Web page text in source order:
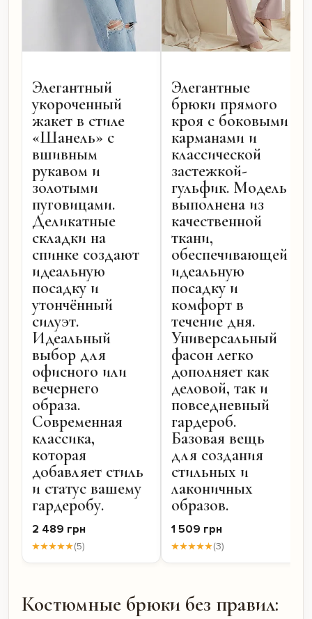
Элегантный
укороченный
жакет в стиле
«Шанель» с
вшивным
рукавом и
золотыми
пуговицами.
Деликатные
складки на
спинке создают
идеальную
посадку и
утончённый
силуэт.
Идеальный
выбор для
офисного или
вечернего
образа.
Современная
классика,
которая
добавляет стиль
и статус вашему
гардеробу.
2 489 грн
★★★★★(5)
Элегантные
брюки прямого
кроя с боковыми
карманами и
классической
застежкой-
гульфик. Модель
выполнена из
качественной
ткани,
обеспечивающей
идеальную
посадку и
комфорт в
течение дня.
Универсальный
фасон легко
дополняет как
деловой, так и
повседневный
гардероб.
Базовая вещь
для создания
стильных и
лаконичных
образов.
1 509 грн
★★★★★(3)
Костюмные брюки без правил: